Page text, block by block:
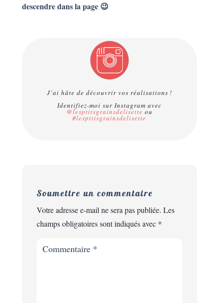
descendre dans la page 😉
J’ai hâte de découvrir vos réalisations !
Identifiez-moi sur Instagram avec
@lesptitsgrainsdelisette ou
#lesptitsgrainsdelisette
Soumettre un commentaire
Votre adresse e-mail ne sera pas publiée. Les
champs obligatoires sont indiqués avec *